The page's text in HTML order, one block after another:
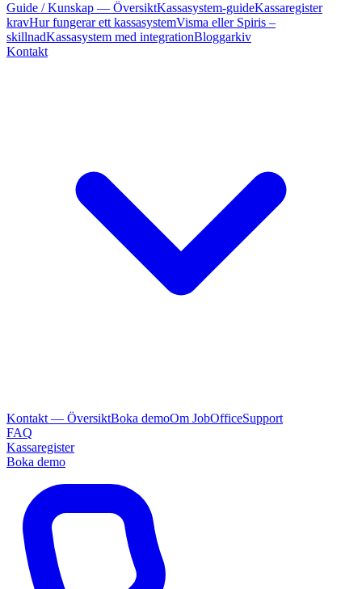
Guide / Kunskap — ÖversiktKassasystem-guideKassaregister
kravHur fungerar ett kassasystemVisma eller Spiris –
skillnadKassasystem med integrationBloggarkiv
Kontakt
Kontakt — ÖversiktBoka demoOm JobOfficeSupport
FAQ
Kassaregister
Boka demo